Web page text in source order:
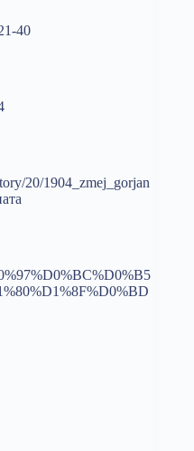
40
20/1904_zmej_gorjan